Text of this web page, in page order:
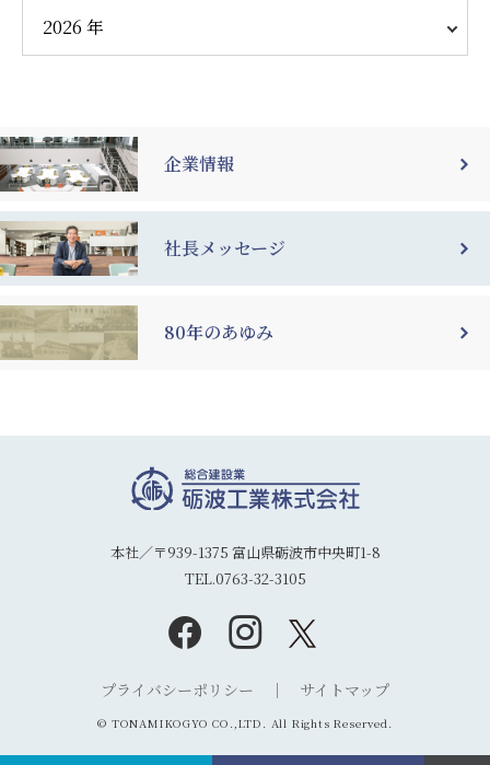
企業情報
社長メッセージ
80年のあゆみ
本社／〒939-1375 富山県砺波市中央町1-8
TEL.0763-32-3105
プライバシーポリシー サイトマップ
© TONAMIKOGYO CO.,LTD. All Rights Reserved.